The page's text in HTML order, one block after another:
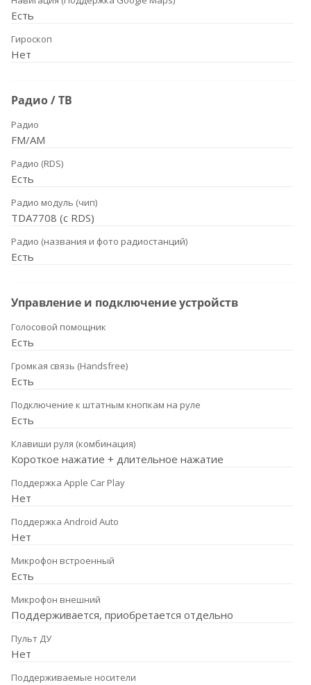
Есть
Гироскоп
Нет
Радио / ТВ
Радио
FM/AM
Радио (RDS)
Есть
Радио модуль (чип)
TDA7708 (с RDS)
Радио (названия и фото радиостанций)
Есть
Управление и подключение устройств
Голосовой помощник
Есть
Громкая связь (Handsfree)
Есть
Подключение к штатным кнопкам на руле
Есть
Клавиши руля (комбинация)
Короткое нажатие + длительное нажатие
Поддержка Apple Car Play
Нет
Поддержка Android Auto
Нет
Микрофон встроенный
Есть
Микрофон внешний
Поддерживается, приобретается отдельно
Пульт ДУ
Нет
Поддерживаемые носители